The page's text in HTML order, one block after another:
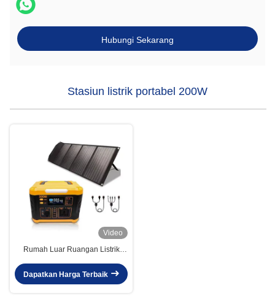
Hubungi Sekarang
Stasiun listrik portabel 200W
Video
Rumah Luar Ruangan Listrik
300w Portable
Dapatkan Harga Terbaik